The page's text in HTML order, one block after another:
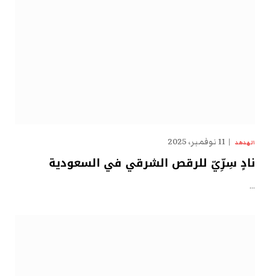
الهدهد 11 نوفمبر، 2025
نادٍ سِرِّيّ للرقص الشرقي في السعودية
…